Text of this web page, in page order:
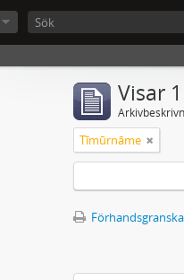
Visar
Tīmūrnāme